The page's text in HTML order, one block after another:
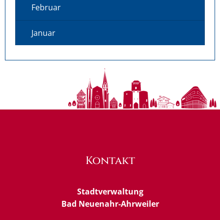
Februar
Januar
Kontakt
Stadtverwaltung
Bad Neuenahr-Ahrweiler